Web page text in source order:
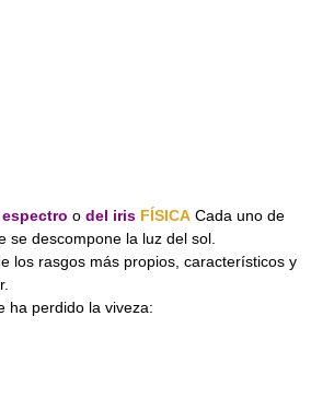
o del iris FÍSICA Cada uno de
se descompone la luz del sol.
los rasgos más propios, característicos y
ha perdido la viveza: